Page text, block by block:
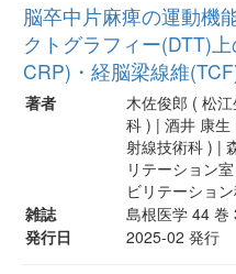
脳卒中片麻痺の運動機
クトグラフィー(DTT)上
CRP)・経脳梁線維
著者
木佐俊郎 ( 松
科 ) | 酒井 康
射線技術科 ) |
リテーション
ビリテーショ
雑誌
島根医学 44 巻
発行日
2025-02 発行